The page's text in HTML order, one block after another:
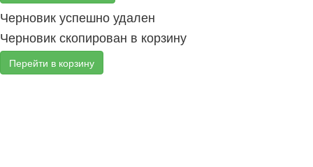
Черновик успешно удален
Черновик скопирован в корзину
Перейти в корзину